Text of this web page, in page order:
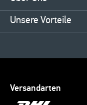
Unsere Vorteile
Versandarten